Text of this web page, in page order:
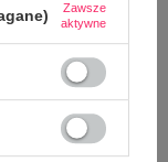
ZADAJ PYTANIE
Zawsze
aktywne